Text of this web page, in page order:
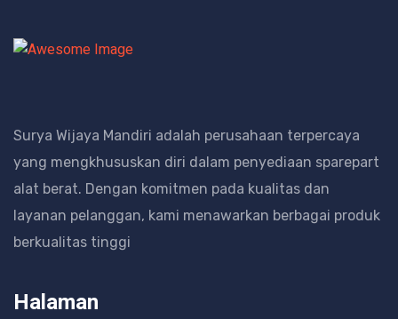
Surya Wijaya Mandiri adalah perusahaan terpercaya
yang mengkhususkan diri dalam penyediaan sparepart
alat berat. Dengan komitmen pada kualitas dan
layanan pelanggan, kami menawarkan berbagai produk
berkualitas tinggi
Halaman